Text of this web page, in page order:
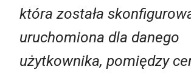
która została
uruchomiona dla danego
użytkownika, pomiędzy